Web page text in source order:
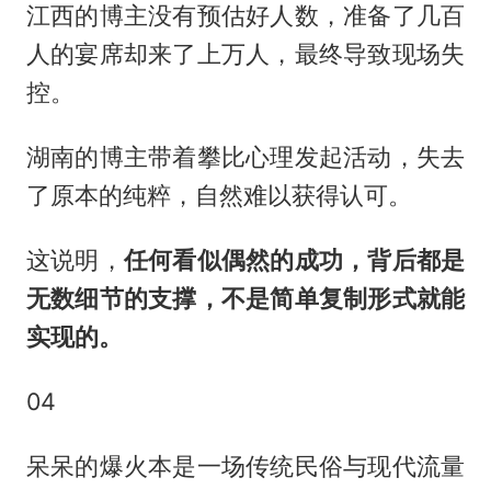
江西的博主没有预估好人数，准备了几百
人的宴席却来了上万人，最终导致现场失
控。
湖南的博主带着攀比心理发起活动，失去
了原本的纯粹，自然难以获得认可。
这说明，任何看似偶然的成功，背后都是
无数细节的支撑，不是简单复制形式就能
实现的。
04
呆呆的爆火本是一场传统民俗与现代流量